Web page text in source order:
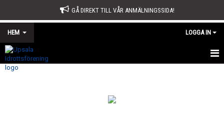
GÅ DIREKT TILL VÅR ANMÄLNINGSSIDA!
HEM LOGGA IN
START